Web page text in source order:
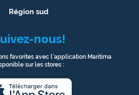
Région sud
nous!
favorites avec l’application Maritima
sur les stores :